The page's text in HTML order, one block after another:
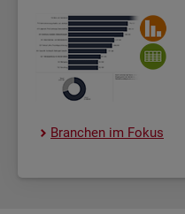
Bran­chen im Fokus